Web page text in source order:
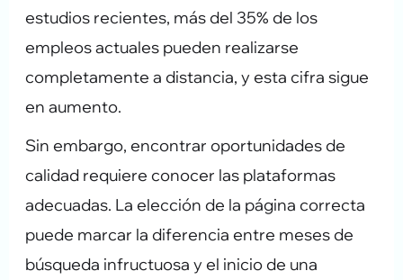
estudios recientes, más del 35% de los
empleos actuales pueden realizarse
completamente a distancia, y esta cifra sigue
en aumento.
Sin embargo, encontrar oportunidades de
calidad requiere conocer las plataformas
adecuadas. La elección de la página correcta
puede marcar la diferencia entre meses de
búsqueda infructuosa y el inicio de una